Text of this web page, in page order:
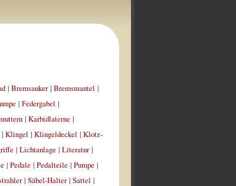
| Bremsanker| Bremsmantel |
| Federgabel |
| Karbidlaterne|
Klingel | Klingeldeckel | Klotz-
| Lichtanlage| Literatur|
| Pedale| Pedalteile| Pumpe|
| Säbel-Halter| Sattel |